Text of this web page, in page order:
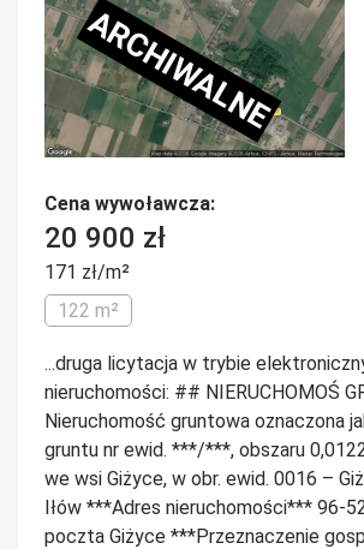
ARCHIWALNE
Cena wywoławcza:
20 900 zł
171 zł/m²
122 m²
...druga licytacja w trybie
nieruchomości: ## NIERUCHOMOŚ
Nieruchomość gruntowa oznaczona
gruntu nr ewid. ***/***, obszaru
we wsi Giżyce, w obr. ewid. 0016 –
Iłów ***Adres nieruchomości*** 96-
poczta Giżyce ***Przeznaczenie